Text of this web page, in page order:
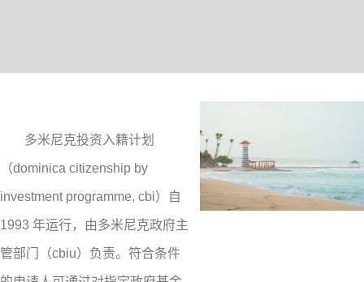
多米尼克投资入籍计划
（dominica citizenship by
investment programme, cbi）自
1993 年运行，由多米尼克政府主
管部门（cbiu）负责。符合条件